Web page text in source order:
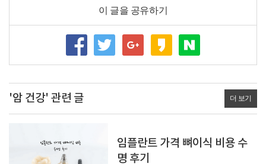
이 글을 공유하기
'암 건강' 관련 글 더 보기
임플란트 가격 뼈이식 비용 수
명 후기